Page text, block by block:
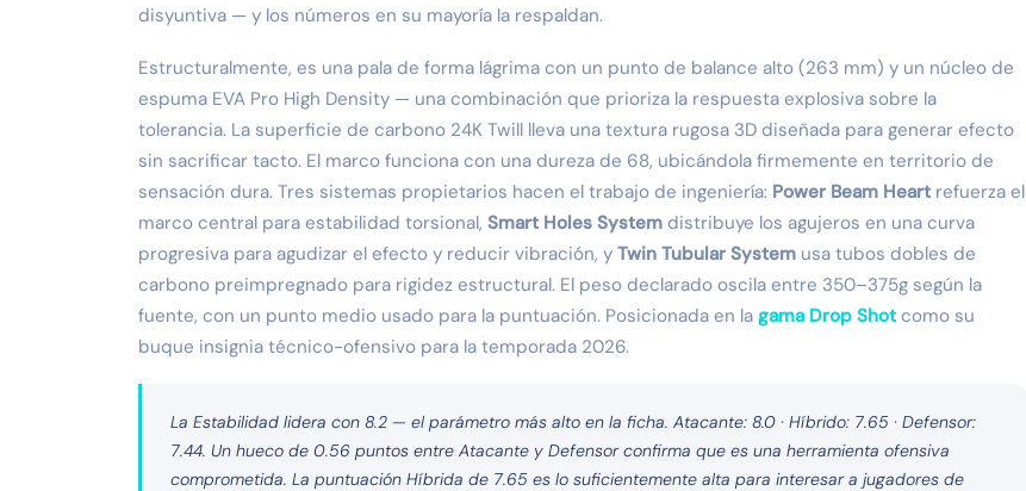
disyuntiva — y los números en su mayoría la respaldan.
Estructuralmente, es una pala de forma lágrima con un punto de balance alto (263 mm) y un núcleo de
espuma EVA Pro High Density — una combinación que prioriza la respuesta explosiva sobre la
tolerancia. La superficie de carbono 24K Twill lleva una textura rugosa 3D diseñada para generar efecto
sin sacrificar tacto. El marco funciona con una dureza de 68, ubicándola firmemente en territorio de
sensación dura. Tres sistemas propietarios hacen el trabajo de ingeniería: Power Beam Heart refuerza el
marco central para estabilidad torsional, Smart Holes System distribuye los agujeros en una curva
progresiva para agudizar el efecto y reducir vibración, y Twin Tubular System usa tubos dobles de
carbono preimpregnado para rigidez estructural. El peso declarado oscila entre 350–375g según la
fuente, con un punto medio usado para la puntuación. Posicionada en la gama Drop Shotcomo su
buque insignia técnico-ofensivo para la temporada 2026.
La Estabilidad lidera con 8.2 — el parámetro más alto en la ficha. Atacante: 8.0 · Híbrido: 7.65 · Defensor:
7.44. Un hueco de 0.56 puntos entre Atacante y Defensor confirma que es una herramienta ofensiva
comprometida. La puntuación Híbrida de 7.65 es lo suficientemente alta para interesar a jugadores de